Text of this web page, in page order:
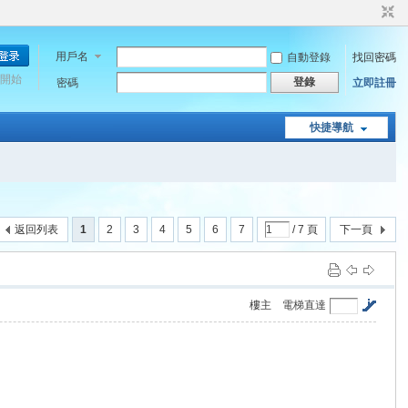
用戶名 自動登錄
找回密碼
密碼
登錄 立即註冊
始
快捷導航
1 2 3 4 5 6 7 / 7 頁 下一頁
返回列表
電梯直達
樓主